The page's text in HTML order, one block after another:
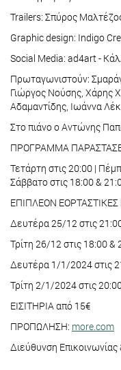
Trailers: Σπύρος
Graphic design: Indigo
Social Media: ad4art -
Πρωταγωνιστούν:
Γιώργος Νούσης, Χάρης
Αδαμαντίδης, Ιωάννα
Στο πιάνο ο Αντώνης
ΠΡΟΓΡΑΜΜΑ
Τετάρτη στις 20:00 |
Σάββατο στις 18:00 &
ΕΠΙΠΛΕΟΝ
Δευτέρα 25/12 στις
Τρίτη 26/12 στις 18:00 &
Δευτέρα 1/1/2024 στις
Τρίτη 2/1/2024 στις
ΕΙΣΙΤΗΡΙΑ από 15€
ΠΡΟΠΩΛΗΣΗ: more.com
Διεύθυνση